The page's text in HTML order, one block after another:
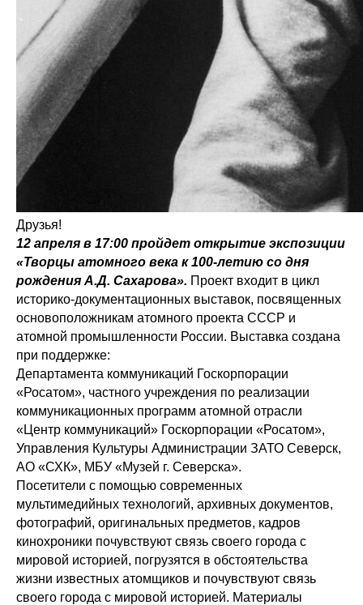
Друзья!
12 апреля в 17:00 пройдет открытие экспозиции
«Творцы атомного века к 100-летию со дня
рождения А.Д. Сахарова». Проект входит в цикл
историко-документационных выставок, посвященных
основоположникам атомного проекта СССР и
атомной промышленности России. Выставка создана
при поддержке:
Департамента коммуникаций Госкорпорации
«Росатом», частного учреждения по реализации
коммуникационных программ атомной отрасли
«Центр коммуникаций» Госкорпорации «Росатом»,
Управления Культуры Администрации ЗАТО Северск,
АО «СХК», МБУ «Музей г. Северска».
Посетители с помощью современных
мультимедийных технологий, архивных документов,
фотографий, оригинальных предметов, кадров
кинохроники почувствуют связь своего города с
мировой историей, погрузятся в обстоятельства
жизни известных атомщиков и почувствуют связь
своего города с мировой историей. Материалы